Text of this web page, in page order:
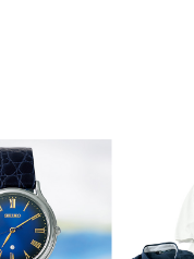
マフラー／ス